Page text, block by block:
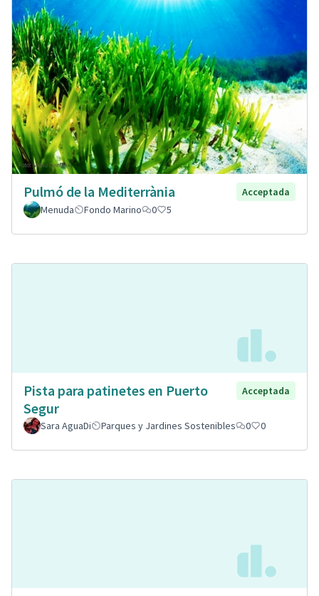
Pulmó de la Mediterrània
Acceptada
Menuda
Fondo Marino 0 5
Pista para patinetes en Puerto
Segur
Acceptada
Sara AguaDi Parques y Jardines Sostenibles 0 0